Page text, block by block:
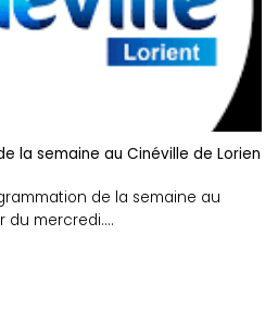
la semaine au Cinéville de Lorient !
de la semaine au
du mercredi....